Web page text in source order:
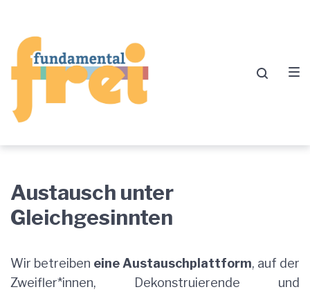
springen
springen
springen
Austausch-
Netzwerk
Austausch unter
Gleichgesinnten
Wir betreiben eine Austauschplattform, auf der
Zweifler*innen, Dekonstruierende und